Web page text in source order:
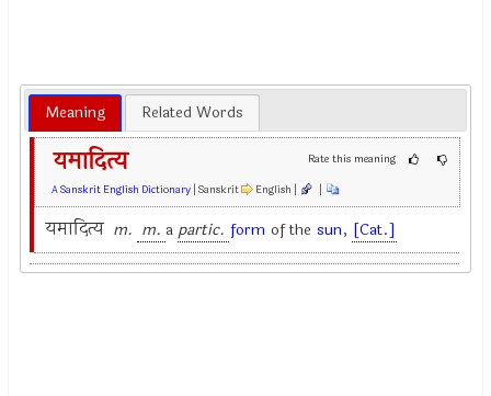
Meaning Related Words
Rate this meaning
यमादित्य
A Sanskrit English Dictionary | Sanskrit English | |
यमादित्य m. m. a partic. form of the sun, [Cat.]